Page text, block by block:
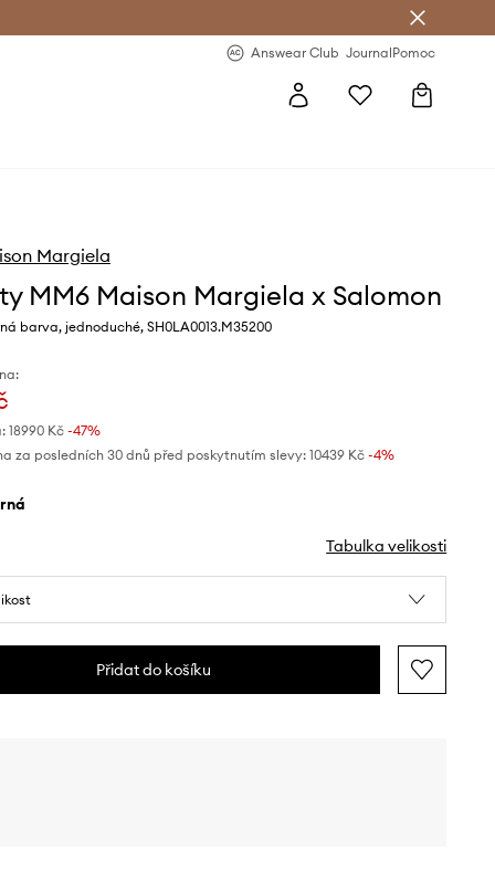
Answear Club JournalPomoc
Margiela
MM6 Maison Margiela x Salomon
barva, jednoduché, SH0LA0013.M35200
18990 Kč-47%
za posledních 30 dnů před poskytnutím slevy: 10439 Kč -4%
Tabulka velikosti
Přidat do košíku